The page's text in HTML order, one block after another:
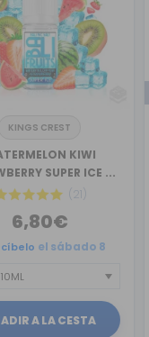
KINGS CREST
KIWI
SUPER ICE ...
(21)
6,80€
el sábado 8
A LA CESTA